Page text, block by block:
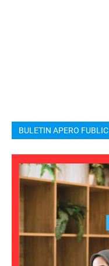
BULETIN APERO FUBLIC